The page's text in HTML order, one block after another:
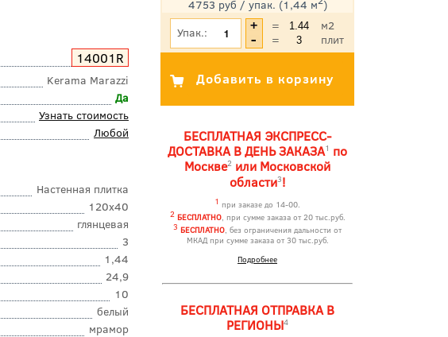
14001R
Kerama Marazzi
Да
Узнать стоимость
Любой
Настенная плитка
120x40
глянцевая
3
1,44
24,9
10
белый
мрамор
4753 руб / упак. (1,44 м )
*Цена указана с учетом НДС
Упак.: =
м2
=
плит
БЕСПЛАТНАЯ ЭКСПРЕСС-
ДОСТАВКА В ДЕНЬ ЗАКАЗА1 по
Москве2 или Московской
области3!
1 при заказе до 14-00.
2 БЕСПЛАТНО, при сумме заказа от 20 тыс.руб.
3 БЕСПЛАТНО, без ограничения дальности от
МКАД при сумме заказа от 30 тыс.руб.
Подробнее
БЕСПЛАТНАЯ ОТПРАВКА В
РЕГИОНЫ4